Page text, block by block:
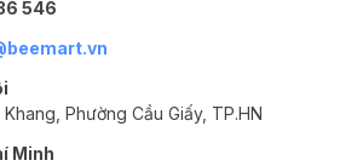
546
Phường Cầu Giấy, TP.HN
Minh